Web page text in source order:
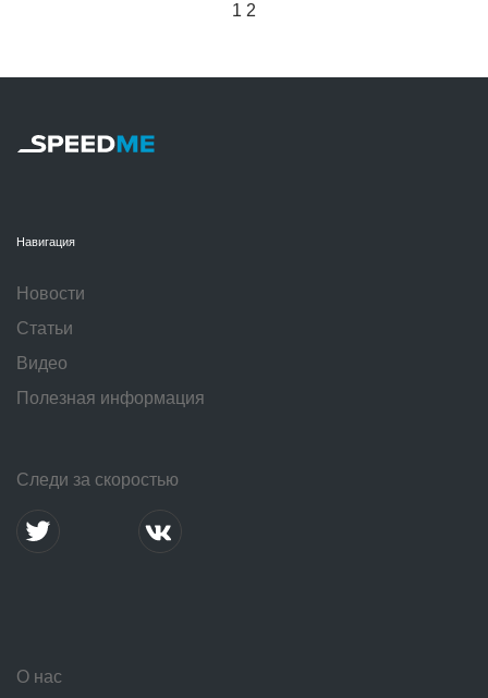
1 2
Навигация
Новости
Статьи
Видео
Полезная информация
Следи за скоростью
О нас